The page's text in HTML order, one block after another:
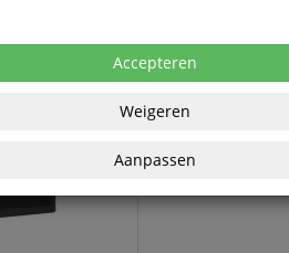
Accepteren
Weigeren
Aanpassen